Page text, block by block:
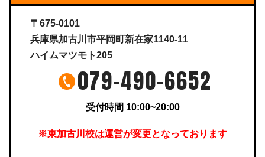
〒675-0101
兵庫県加古川市平岡町新在家1140-11
ハイムマツモト205
079-490-6652
受付時間 10:00~20:00
※東加古川校は運営が変更となっております